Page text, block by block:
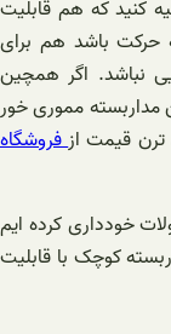
کنید که هم قابلیت
باشد هم برای
نباشد. اگر همچین
مداربسته مموری خور
ترن قیمت ازفروشگاه
خودداری کرده ایم
کوچک با قابلیت